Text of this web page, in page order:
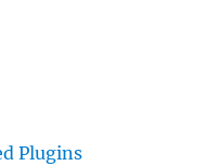
Plugins